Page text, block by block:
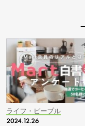
ライフ・ピープル
2024.12.26